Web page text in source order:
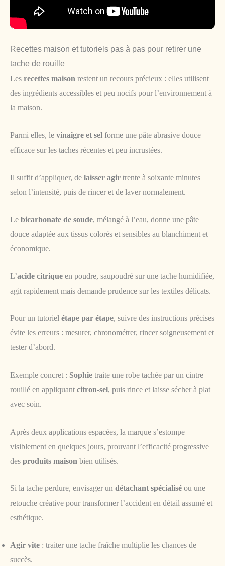
Recettes maison et tutoriels pas à pas pour retirer une
tache de rouille
Les recettes maison restent un recours précieux : elles utilisent
des ingrédients accessibles et peu nocifs pour l’environnement à
la maison.
Parmi elles, le vinaigre et sel forme une pâte abrasive douce
efficace sur les taches récentes et peu incrustées.
Il suffit d’appliquer, de laisser agir trente à soixante minutes
selon l’intensité, puis de rincer et de laver normalement.
Le bicarbonate de soude, mélangé à l’eau, donne une pâte
douce adaptée aux tissus colorés et sensibles au blanchiment et
économique.
L’acide citrique en poudre, saupoudré sur une tache humidifiée,
agit rapidement mais demande prudence sur les textiles délicats.
Pour un tutoriel étape par étape, suivre des instructions précises
évite les erreurs : mesurer, chronométrer, rincer soigneusement et
tester d’abord.
Exemple concret : Sophie traite une robe tachée par un cintre
rouillé en appliquant citron-sel, puis rince et laisse sécher à plat
avec soin.
Après deux applications espacées, la marque s’estompe
visiblement en quelques jours, prouvant l’efficacité progressive
des produits maison bien utilisés.
Si la tache perdure, envisager un détachant spécialisé ou une
retouche créative pour transformer l’accident en détail assumé et
esthétique.
Agir vite : traiter une tache fraîche multiplie les chances de
succès.